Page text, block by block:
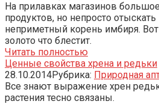
На прилавках магазинов
продуктов, но непросто
неприметный корень имбиря.
золото что блестит.
Читать полностью
Ценные свойства хрена и редьки
28.10.2014Рубрика: Природная
Все знают выражение хрен
растения тесно связаны.